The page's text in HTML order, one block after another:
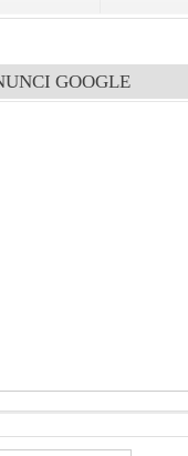
GOOGLE